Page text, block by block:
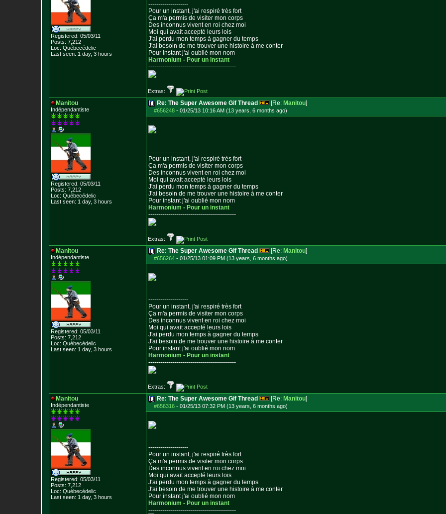
Registered: 05/03/11
Posts: 7,212
Loc: Québecédelic
Last seen: 1 day, 3 hours
--------------------
Pour un instant, j'ai respiré très fort
Ça m'a permis de visiter mon corps
Des inconnus vivent en roi chez moi
Moi qui avait accepté leurs lois
J'ai perdu mon temps à gagner du temps
J'ai besoin de me trouver une histoire à me conter
Pour instant j'ai oublié mon nom
Harmonium - Pour un instant
--------------------------------------------
Extras:
Manitou
Indépendantiste
Registered: 05/03/11
Posts: 7,212
Loc: Québecédelic
Last seen: 1 day, 3 hours
Re: The Super Awesome Gif Thread [Re: Manitou]
#656248 - 01/25/13 10:16 AM (13 years, 6 months ago)
--------------------
Pour un instant, j'ai respiré très fort
Ça m'a permis de visiter mon corps
Des inconnus vivent en roi chez moi
Moi qui avait accepté leurs lois
J'ai perdu mon temps à gagner du temps
J'ai besoin de me trouver une histoire à me conter
Pour instant j'ai oublié mon nom
Harmonium - Pour un instant
--------------------------------------------
Extras:
Manitou
Indépendantiste
Registered: 05/03/11
Posts: 7,212
Loc: Québecédelic
Last seen: 1 day, 3 hours
Re: The Super Awesome Gif Thread [Re: Manitou]
#656264 - 01/25/13 01:09 PM (13 years, 6 months ago)
--------------------
Pour un instant, j'ai respiré très fort
Ça m'a permis de visiter mon corps
Des inconnus vivent en roi chez moi
Moi qui avait accepté leurs lois
J'ai perdu mon temps à gagner du temps
J'ai besoin de me trouver une histoire à me conter
Pour instant j'ai oublié mon nom
Harmonium - Pour un instant
--------------------------------------------
Extras:
Manitou
Indépendantiste
Registered: 05/03/11
Posts: 7,212
Loc: Québecédelic
Last seen: 1 day, 3 hours
Re: The Super Awesome Gif Thread [Re: Manitou]
#656316 - 01/25/13 07:32 PM (13 years, 6 months ago)
--------------------
Pour un instant, j'ai respiré très fort
Ça m'a permis de visiter mon corps
Des inconnus vivent en roi chez moi
Moi qui avait accepté leurs lois
J'ai perdu mon temps à gagner du temps
J'ai besoin de me trouver une histoire à me conter
Pour instant j'ai oublié mon nom
Harmonium - Pour un instant
--------------------------------------------